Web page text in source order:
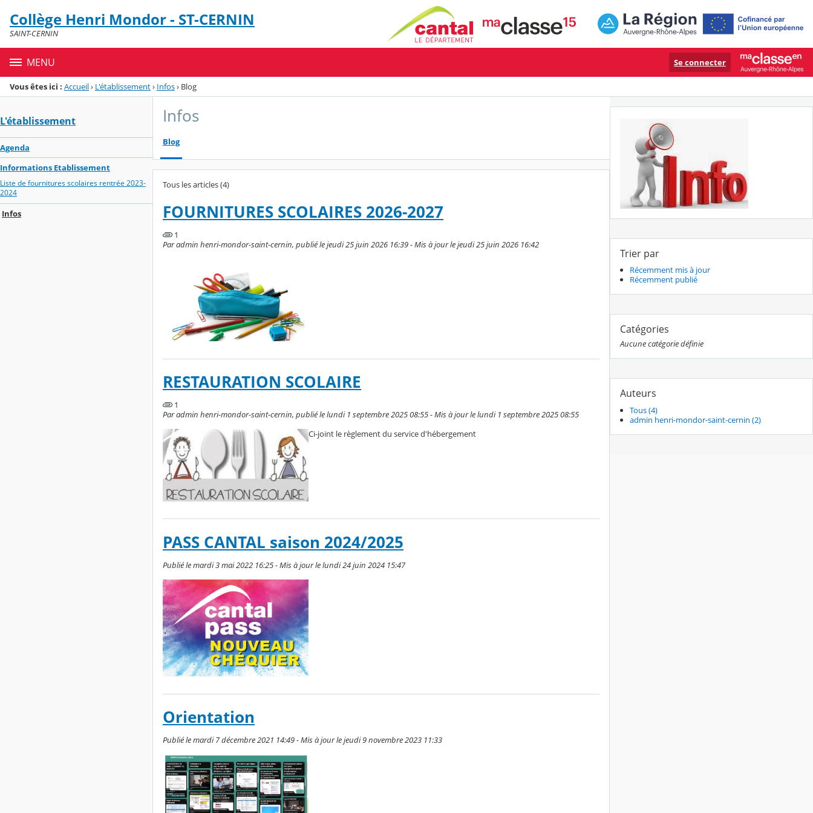
Menu de la rubrique
Contenu
Collège Henri Mondor - ST-CERNIN
SAINT-CERNIN
MENU Se connecter
Vous êtes ici : Accueil› L'établissement› Infos› Blog
L'établissement
Agenda
Informations Etablissement
Liste de fournitures scolaires rentrée 2023-
2024
Infos
Infos
Blog
Tous les articles (4)
FOURNITURES SCOLAIRES 2026-2027
1
Par admin henri-mondor-saint-cernin, publié le jeudi 25 juin 2026 16:39 - Mis à jour le jeudi 25 juin 2026 16:42
RESTAURATION SCOLAIRE
1
Par admin henri-mondor-saint-cernin, publié le lundi 1 septembre 2025 08:55 - Mis à jour le lundi 1 septembre 2025 08:55
Ci-joint le règlement du service d'hébergement
PASS CANTAL saison 2024/2025
Publié le mardi 3 mai 2022 16:25 - Mis à jour le lundi 24 juin 2024 15:47
Orientation
Publié le mardi 7 décembre 2021 14:49 - Mis à jour le jeudi 9 novembre 2023 11:33
Trier par
Récemment mis à jour
Récemment publié
Catégories
Aucune catégorie définie
Auteurs
Tous (4)
admin henri-mondor-saint-cernin (2)